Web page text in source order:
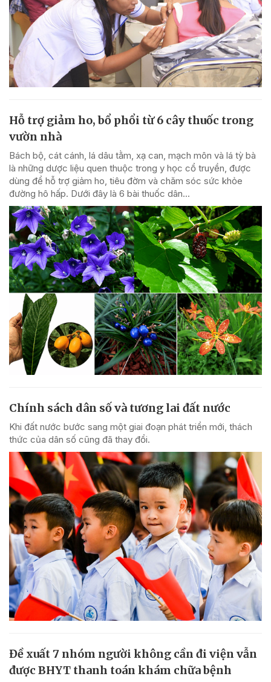
Hỗ trợ giảm ho, bổ phổi từ 6 cây thuốc trong
vườn nhà
Bách bộ, cát cánh, lá dâu tằm, xạ can, mạch môn và lá tỳ bà
là những dược liệu quen thuộc trong y học cổ truyền, được
dùng để hỗ trợ giảm ho, tiêu đờm và chăm sóc sức khỏe
đường hô hấp. Dưới đây là 6 bài thuốc dân...
Chính sách dân số và tương lai đất nước
Khi đất nước bước sang một giai đoạn phát triển mới, thách
thức của dân số cũng đã thay đổi.
Đề xuất 7 nhóm người không cần đi viện vẫn
được BHYT thanh toán khám chữa bệnh